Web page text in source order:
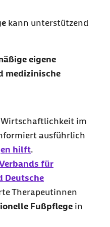
kann unterstützend
eigene
medizinische
im
ausführlich
hilft.
für
Deutsche
Therapeutinnen
Fußpflege in